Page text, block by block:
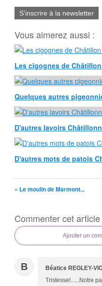
S'inscrire à la newsletter
Vous aimerez aussi :
Les cigognes de
Quelques autres
D'autres lavoirs
D'autres mots de patois
« Le moulin de Marmont...
Commenter cet article
Ajouter un
B Béatice REGLEY-
Tristesse!......Notre